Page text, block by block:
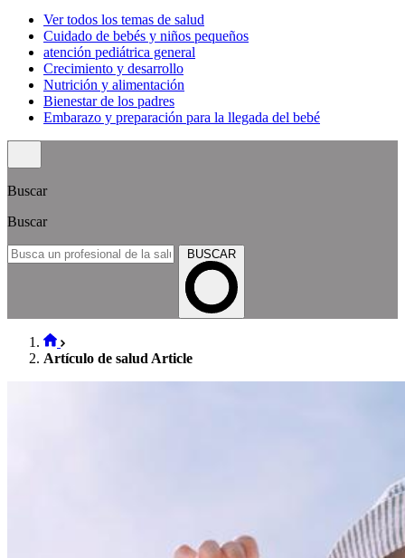
Ver todos los temas de salud
Cuidado de bebés y niños pequeños
atención pediátrica general
Crecimiento y desarrollo
Nutrición y alimentación
Bienestar de los padres
Embarazo y preparación para la llegada del bebé
Buscar
Buscar
BUSCAR
Artículo de salud Article